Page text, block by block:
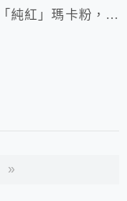
純紅」瑪卡粉，不
»